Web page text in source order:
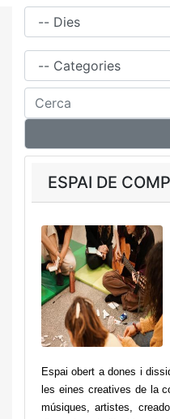
Dies
Família
Cerca
ESPAI DE
Espai obert a dones i
les eines creatives de la
músiques, artistes,